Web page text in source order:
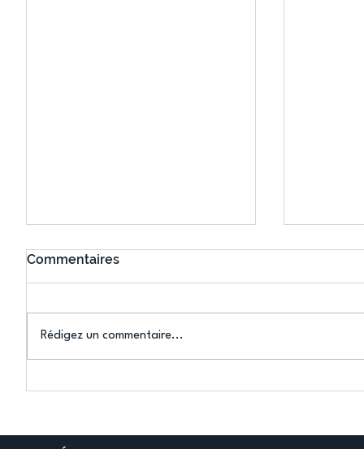
Commentaires
Rédigez un commentaire...